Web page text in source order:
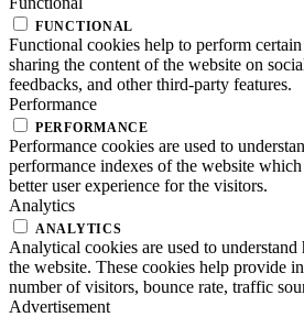
FUNCTIONAL
Functional cookies help to perform
sharing the content of the website on
feedbacks, and other third-party features.
Performance
PERFORMANCE
Performance cookies are used to
performance indexes of the website
better user experience for the visitors.
Analytics
ANALYTICS
Analytical cookies are used to
the website. These cookies help provide
number of visitors, bounce rate, traffic
Advertisement